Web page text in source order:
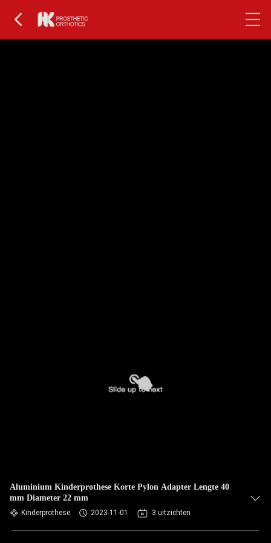
Aluminium Kinderprothese Korte Pylon Adapter Lengte 40
mm Diameter 22 mm
Kinderprothese 2023-11-01 3 uitzichten